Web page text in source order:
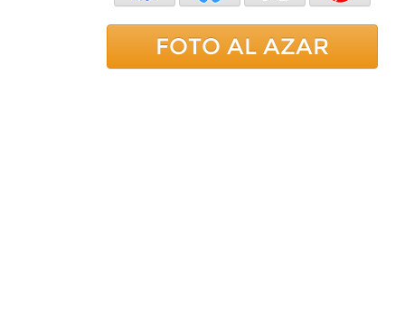
FOTO AL AZAR